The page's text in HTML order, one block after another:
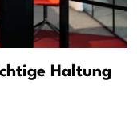
Haltung